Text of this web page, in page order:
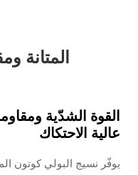
المتانة
القوة الشدّية
عالية الاحتكاك
يوفّر نسيج البولي كوتون